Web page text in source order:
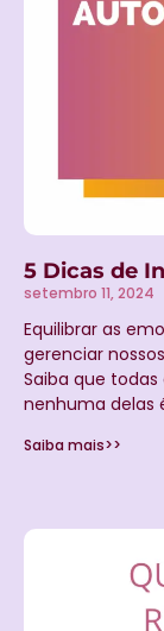
5 Dicas de
setembro 11, 2024
Equilibrar as
gerenciar
Saiba que
nenhuma delas
Saiba mais>>